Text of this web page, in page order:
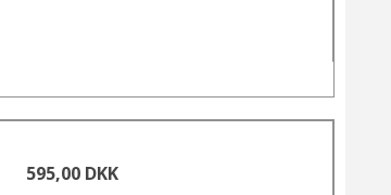
595,00 DKK